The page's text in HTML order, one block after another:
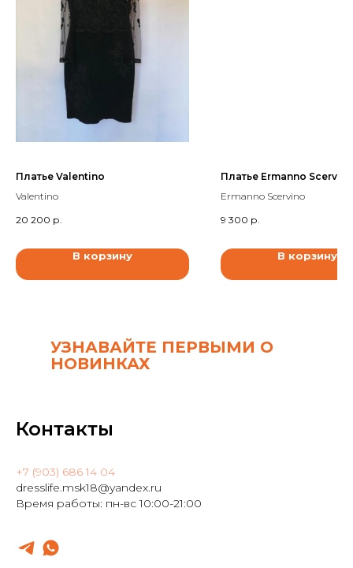
Платье Valentino
Valentino
20 200 р.
В корзину
Платье Ermanno Scervino
Ermanno Scervino
9 300 р.
В корзину
УЗНАВАЙТЕ ПЕРВЫМИ О
НОВИНКАХ
Контакты
+7 (903) 686 14 04
dresslife.msk18@yandex.ru
Время работы: пн-вс 10:00-21:00